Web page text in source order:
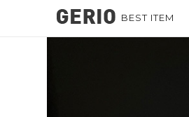
BEST ITEM